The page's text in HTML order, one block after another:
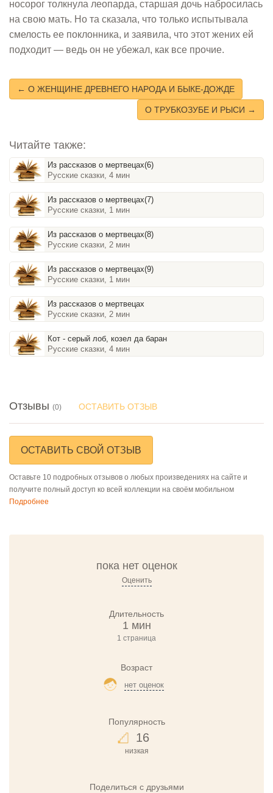
носорог толкнула леопарда, старшая дочь набросилась
на свою мать. Но та сказала, что только испытывала
смелость ее поклонника, и заявила, что этот жених ей
подходит — ведь он не убежал, как все прочие.
← О ЖЕНЩИНЕ ДРЕВНЕГО НАРОДА И БЫКЕ-ДОЖДЕ
О ТРУБКОЗУБЕ И РЫСИ →
Читайте также:
Из рассказов о мертвецах(6)
Русские сказки, 4 мин
Из рассказов о мертвецах(7)
Русские сказки, 1 мин
Из рассказов о мертвецах(8)
Русские сказки, 2 мин
Из рассказов о мертвецах(9)
Русские сказки, 1 мин
Из рассказов о мертвецах
Русские сказки, 2 мин
Кот - серый лоб, козел да баран
Русские сказки, 4 мин
Отзывы (0) ОСТАВИТЬ ОТЗЫВ
ОСТАВИТЬ СВОЙ ОТЗЫВ
Оставьте 10 подробных отзывов о любых произведениях на сайте и
получите полный доступ ко всей коллекции на своём мобильном
Подробнее
пока нет оценок
Оценить
Длительность
1 мин
1 страница
Возраст
нет оценок
Популярность
16
низкая
Поделиться с друзьями